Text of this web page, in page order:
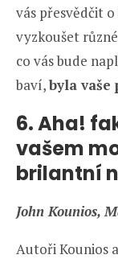
vás přesvědčit
vyzkoušet
co vás bude
baví,byla vaše
6. Aha!
vašem
brilantní
John Kounios,
Autoři Kounios